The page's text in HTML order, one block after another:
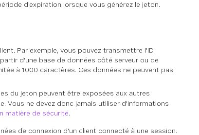
d'expiration lorsque vous générez le jeton.
Par exemple, vous pouvez transmettre l'ID
d'une base de données côté serveur ou de
à 1000 caractères. Ces données ne peuvent pas
du jeton peuvent être exposées aux autres
Vous ne devez donc jamais utiliser d'informations
matière de sécurité.
de connexion d'un client connecté à une session.